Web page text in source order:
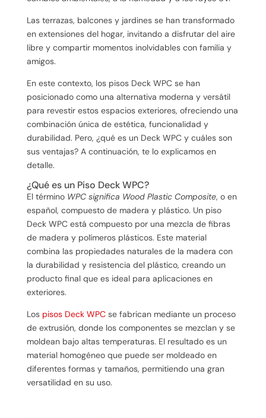
Las terrazas, balcones y jardines se han transformado
en extensiones del hogar, invitando a disfrutar del aire
libre y compartir momentos inolvidables con familia y
amigos.
En este contexto, los pisos Deck WPC se han
posicionado como una alternativa moderna y versátil
para revestir estos espacios exteriores, ofreciendo una
combinación única de estética, funcionalidad y
durabilidad. Pero, ¿qué es un Deck WPC y cuáles son
sus ventajas? A continuación, te lo explicamos en
detalle.
¿Qué es un Piso Deck WPC?
El término WPC significa Wood Plastic Composite, o en
español, compuesto de madera y plástico. Un piso
Deck WPC está compuesto por una mezcla de fibras
de madera y polímeros plásticos. Este material
combina las propiedades naturales de la madera con
la durabilidad y resistencia del plástico, creando un
producto final que es ideal para aplicaciones en
exteriores.
Los pisos Deck WPCse fabrican mediante un proceso
de extrusión, donde los componentes se mezclan y se
moldean bajo altas temperaturas. El resultado es un
material homogéneo que puede ser moldeado en
diferentes formas y tamaños, permitiendo una gran
versatilidad en su uso.